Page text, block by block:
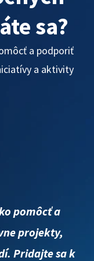
sa?
a podporiť
a aktivity
pomôcť a
projekty,
Pridajte sa k